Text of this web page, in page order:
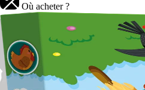
Où acheter ?